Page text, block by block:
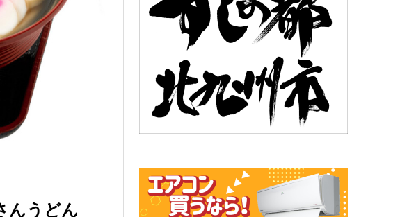
んうどん